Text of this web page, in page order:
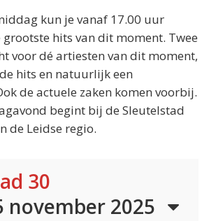
kun je vanaf 17.00 uur
hits van dit moment. Twee
voor dé artiesten van dit moment,
hits en natuurlijk een
de actuele zaken komen voorbij.
begint bij de Sleutelstad
de Leidse regio.
30
november 2025